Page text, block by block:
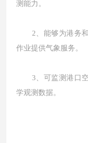
测能力。
2 、能够为港务
作业提供气象服务。
3 、可监测港口
学观测数据。